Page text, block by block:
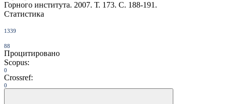
Горного института. 2007. Т. 173. С. 188-191.
Статистика
1339
88
Процитировано
Scopus:
0
Crossref:
0